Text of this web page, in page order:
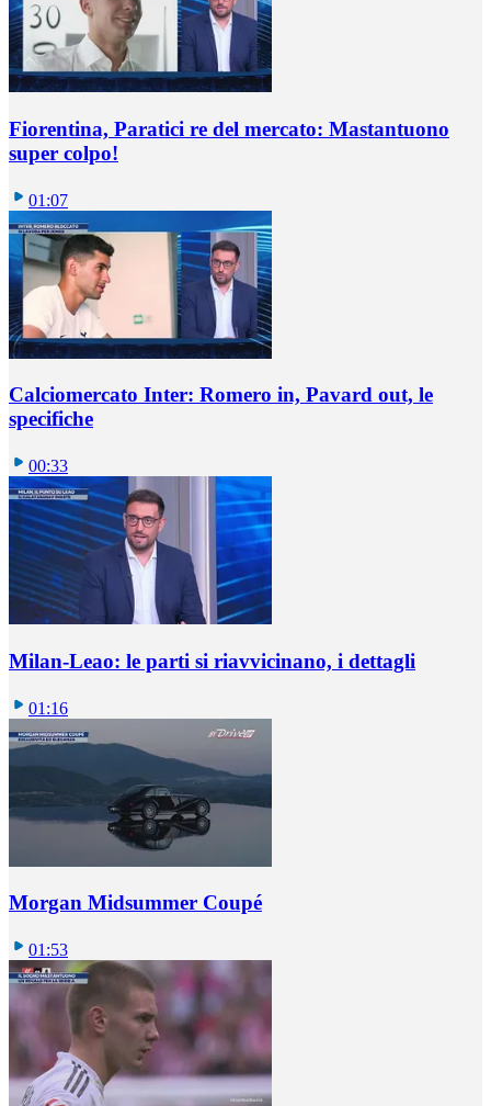
Fiorentina, Paratici re del mercato: Mastantuono
super colpo!
01:07
Calciomercato Inter: Romero in, Pavard out, le
specifiche
00:33
Milan-Leao: le parti si riavvicinano, i dettagli
01:16
Morgan Midsummer Coupé
01:53